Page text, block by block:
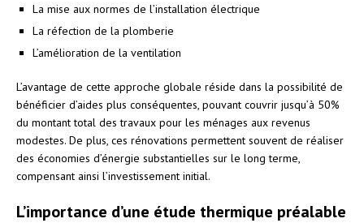
La mise aux normes de l’installation électrique
La réfection de la plomberie
L’amélioration de la ventilation
L’avantage de cette approche globale réside dans la possibilité de
bénéficier d’aides plus conséquentes, pouvant couvrir jusqu’à 50%
du montant total des travaux pour les ménages aux revenus
modestes. De plus, ces rénovations permettent souvent de réaliser
des économies d’énergie substantielles sur le long terme,
compensant ainsi l’investissement initial.
L’importance d’une étude thermique préalable